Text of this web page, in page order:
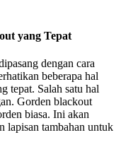
yang Tepat
dengan cara
beberapa hal
tepat. Salah satu hal
Gorden blackout
biasa. Ini akan
lapisan tambahan untuk